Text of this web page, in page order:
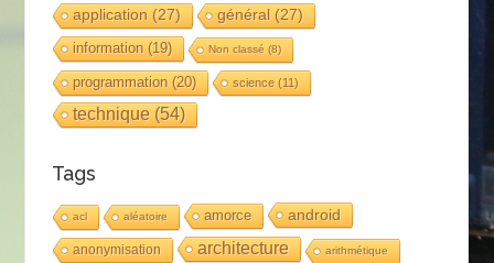
application(27) général(27)
information(19) Non classé(8)
programmation(20) science(11)
technique(54)
Tags
acl aléatoire amorce android
anonymisation architecture arithmétique